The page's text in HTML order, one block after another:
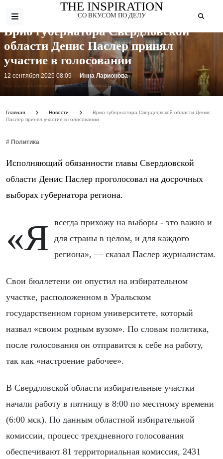
THE INSPIRATION
СО ВКУСОМ ПО ДЕЛУ
Фото: https://cdn5.vedomosti.ru/image/2025/2c/1b1smh/original-1oz6.jpg
Врио губернатора Свердловской
области Денис Паслер принял
участие в голосовании
12 сентября 2025 08:09 Инна Ларионова
Главная Новости
Врио губернатора Свердловской области Денис
Паслер принял участие в голосовании
# Политика
Исполняющий обязанности главы Свердловской
области Денис Паслер проголосовал на досрочных
выборах губернатора региона.
«Я всегда прихожу на выборы - это важно и
для страны в целом, и для каждого
региона», — сказал Паслер журналистам.
Свои бюллетени он опустил на избирательном
участке, расположенном в Уральском
государственном горном университете, который
назвал «своим родным вузом». По словам политика,
после голосования он отправится к себе на работу,
так как «настроение рабочее».
В Свердловской области избирательные участки
начали работу в пятницу в 8:00 по местному времени
(6:00 мск). По данным областной избирательной
комиссии, процесс трехдневного голосования
обеспечивают 81 территориальная комиссия, 2431